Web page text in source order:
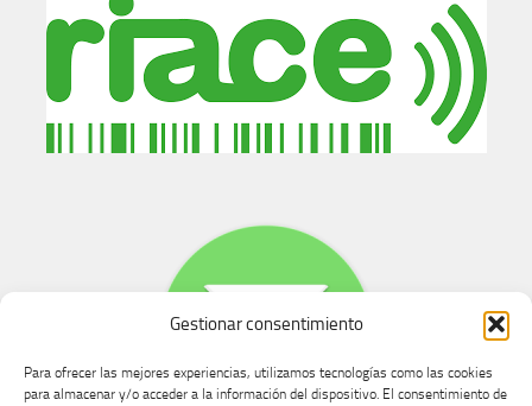
Gestionar consentimiento
Para ofrecer las mejores experiencias, utilizamos tecnologías como las cookies
para almacenar y/o acceder a la información del dispositivo. El consentimiento de